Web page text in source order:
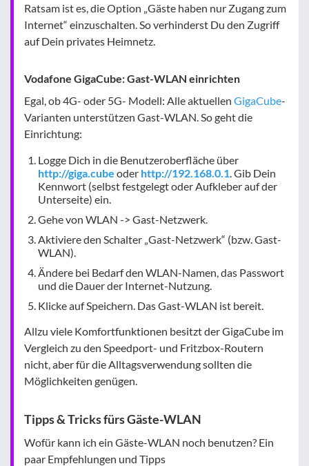
Ratsam ist es, die Option „Gäste haben nur Zugang zum
Internet“ einzuschalten. So verhinderst Du den Zugriff
auf Dein privates Heimnetz.
Vodafone GigaCube: Gast-WLAN einrichten
Egal, ob 4G- oder 5G- Modell: Alle aktuellen GigaCube-
Varianten unterstützen Gast-WLAN. So geht die
Einrichtung:
Logge Dich in die Benutzeroberfläche über
http://giga.cube oder http://192.168.0.1 . Gib Dein
Kennwort (selbst festgelegt oder Aufkleber auf der
Unterseite) ein.
Gehe von WLAN -> Gast-Netzwerk.
Aktiviere den Schalter „Gast-Netzwerk“ (bzw. Gast-
WLAN).
Ändere bei Bedarf den WLAN-Namen, das Passwort
und die Dauer der Internet-Nutzung.
Klicke auf Speichern. Das Gast-WLAN ist bereit.
Allzu viele Komfortfunktionen besitzt der GigaCube im
Vergleich zu den Speedport- und Fritzbox-Routern
nicht, aber für die Alltagsverwendung sollten die
Möglichkeiten genügen.
Tipps & Tricks fürs Gäste-WLAN
Wofür kann ich ein Gäste-WLAN noch benutzen? Ein
paar Empfehlungen und Tipps